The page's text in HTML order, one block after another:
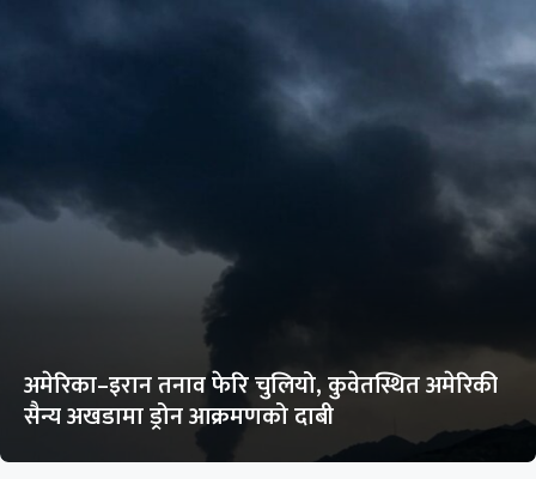
अमेरिका–इरान तनाव फेरि चुलियो, कुवेतस्थित अमेरिकी
सैन्य अखडामा ड्रोन आक्रमणको दाबी